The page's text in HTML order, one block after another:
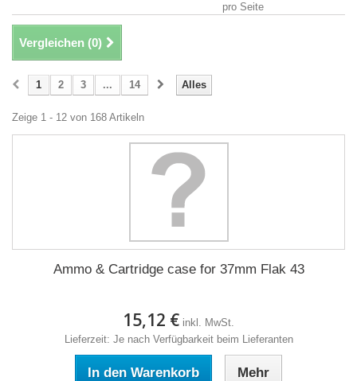
pro Seite
Vergleichen (0)
Alles
1 2 3 ... 14
Zeige 1 - 12 von 168 Artikeln
Ammo & Cartridge case for 37mm Flak 43
15,12 € inkl. MwSt.
Lieferzeit: Je nach Verfügbarkeit beim Lieferanten
In den Warenkorb Mehr